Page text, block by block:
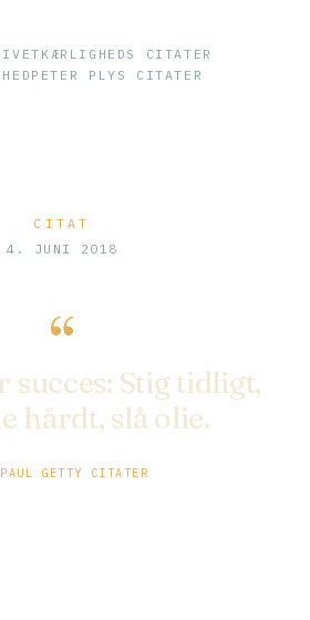
KÆRLIGHEDS CITATER
PETER PLYS CITATER
CITAT
4. JUNI 2018
“
succes: Stig tidligt,
hårdt, slå olie.
GETTY CITATER